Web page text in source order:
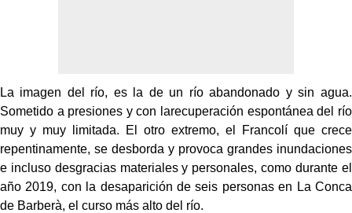
La imagen del río, es la de un río abandonado y sin agua.
Sometido a presiones y con larecuperación espontánea del río
muy y muy limitada. El otro extremo, el Francolí que crece
repentinamente, se desborda y provoca grandes inundaciones
e incluso desgracias materiales y personales, como durante el
año 2019, con la desaparición de seis personas en La Conca
de Barberà, el curso más alto del río.